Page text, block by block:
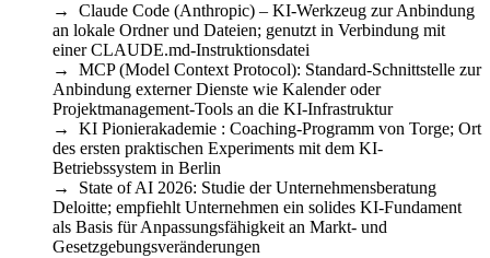
→ Claude Code (Anthropic) – KI-Werkzeug zur Anbindung
an lokale Ordner und Dateien; genutzt in Verbindung mit
einer CLAUDE.md-Instruktionsdatei
→ MCP (Model Context Protocol): Standard-Schnittstelle zur
Anbindung externer Dienste wie Kalender oder
Projektmanagement-Tools an die KI-Infrastruktur
→ KI Pionierakademie : Coaching-Programm von Torge; Ort
des ersten praktischen Experiments mit dem KI-
Betriebssystem in Berlin
→ State of AI 2026: Studie der Unternehmensberatung
Deloitte; empfiehlt Unternehmen ein solides KI-Fundament
als Basis für Anpassungsfähigkeit an Markt- und
Gesetzgebungsveränderungen